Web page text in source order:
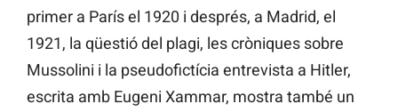
primer a París el 1920 i després, a Madrid, el
1921, la qüestió del plagi, les cròniques sobre
Mussolini i la pseudofictícia entrevista a Hitler,
escrita amb Eugeni Xammar, mostra també un